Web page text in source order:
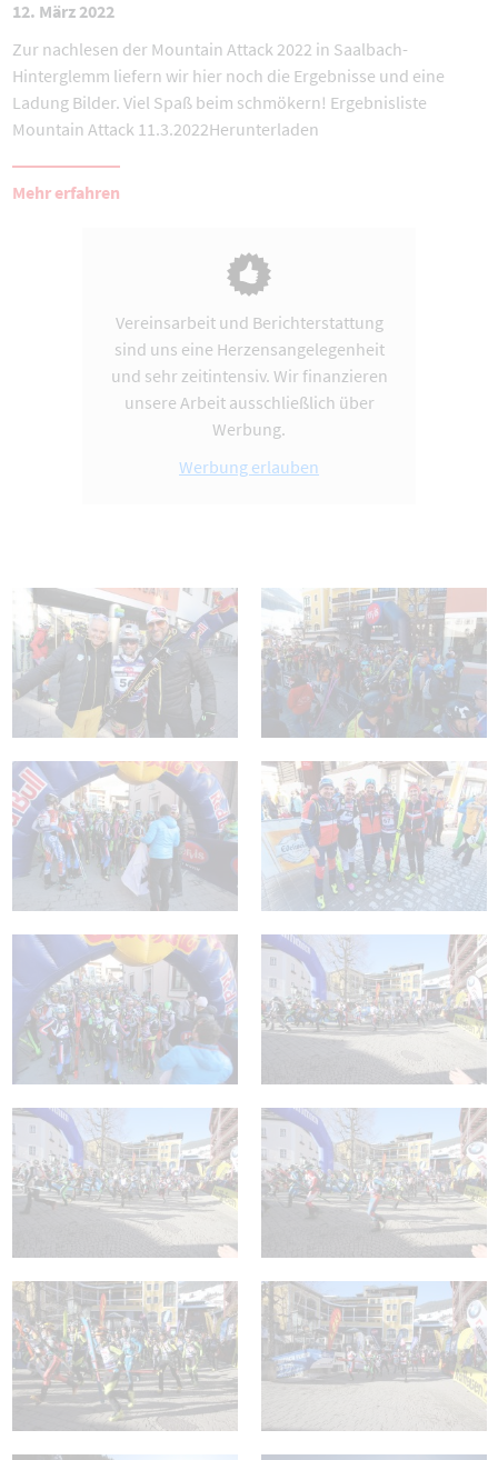
12. März 2022
Zur nachlesen der Mountain Attack 2022 in Saalbach-
Hinterglemm liefern wir hier noch die Ergebnisse und eine
Ladung Bilder. Viel Spaß beim schmökern! Ergebnisliste
Mountain Attack 11.3.2022Herunterladen
Mehr erfahren
Vereinsarbeit und Berichterstattung
sind uns eine Herzensangelegenheit
und sehr zeitintensiv. Wir finanzieren
unsere Arbeit ausschließlich über
Werbung.
Werbung erlauben